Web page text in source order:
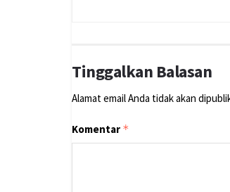
Tinggalkan Balasan
Alamat email Anda tidak akan
Komentar *